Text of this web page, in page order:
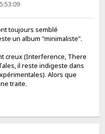
toujours semblé
un album "minimaliste".
creux (Interference, There
il reste indigeste dans
Alors que
traite.